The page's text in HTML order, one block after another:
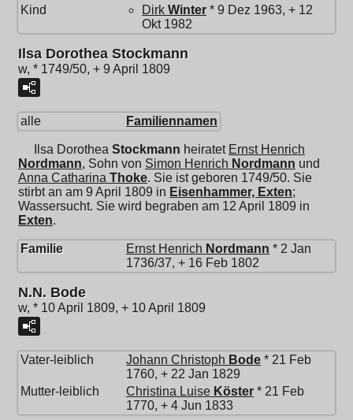
Kind
Dirk Winter * 9 Dez 1963, + 12
Okt 1982
Ilsa Dorothea Stockmann
w, * 1749/50, + 9 April 1809
alle Familiennamen
Ilsa Dorothea Stockmann heiratet Ernst Henrich
Nordmann, Sohn von Simon Henrich Nordmann und
Anna Catharina Thoke. Sie ist geboren 1749/50. Sie
stirbt an am 9 April 1809 in Eisenhammer, Exten;
Wassersucht. Sie wird begraben am 12 April 1809 in
Exten.
Familie Ernst Henrich Nordmann * 2 Jan
1736/37, + 16 Feb 1802
N.N. Bode
w, * 10 April 1809, + 10 April 1809
Vater-leiblich Johann Christoph Bode * 21 Feb
1760, + 22 Jan 1829
Mutter-leiblich
Christina Luise Köster * 21 Feb
1770, + 4 Jun 1833